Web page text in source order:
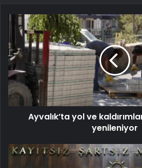
Ayvalık’ta yol ve
yenileniyor